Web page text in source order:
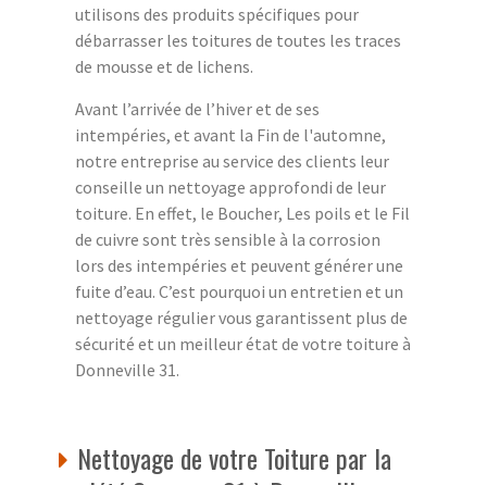
utilisons des produits spécifiques pour
débarrasser les toitures de toutes les traces
de mousse et de lichens.
Avant l’arrivée de l’hiver et de ses
intempéries, et avant la Fin de l'automne,
notre entreprise au service des clients leur
conseille un nettoyage approfondi de leur
toiture. En effet, le Boucher, Les poils et le Fil
de cuivre sont très sensible à la corrosion
lors des intempéries et peuvent générer une
fuite d’eau. C’est pourquoi un entretien et un
nettoyage régulier vous garantissent plus de
sécurité et un meilleur état de votre toiture à
Donneville 31.
Nettoyage de votre Toiture par la